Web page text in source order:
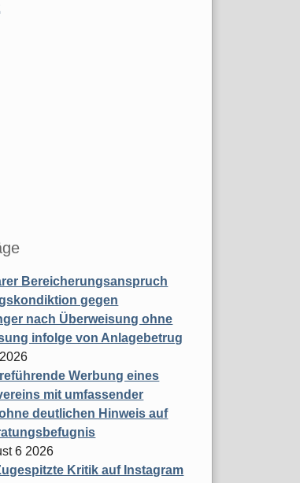
Bereicherungsanspruch
gegen
nach Überweisung ohne
infolge von Anlagebetrug
Werbung eines
mit umfassender
deutlichen Hinweis auf
6 2026
Kritik auf Instagram